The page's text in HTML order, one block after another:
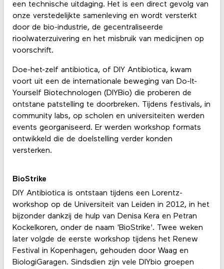
een technische uitdaging. Het is een direct gevolg van
onze verstedelijkte samenleving en wordt versterkt
door de bio-industrie, de gecentraliseerde
rioolwaterzuivering en het misbruik van medicijnen op
voorschrift.
Doe-het-zelf antibiotica, of DIY Antibiotica, kwam
voort uit een de internationale beweging van Do-It-
Yourself Biotechnologen (DIYBio) die proberen de
ontstane patstelling te doorbreken. Tijdens festivals, in
community labs, op scholen en universiteiten werden
events georganiseerd. Er werden workshop formats
ontwikkeld die de doelstelling verder konden
versterken.
BioStrike
DIY Antibiotica is ontstaan tijdens een Lorentz-
workshop op de Universiteit van Leiden in 2012, in het
bijzonder dankzij de hulp van Denisa Kera en Petran
Kockelkoren, onder de naam 'BioStrike'. Twee weken
later volgde de eerste workshop tijdens het Renew
Festival in Kopenhagen, gehouden door Waag en
BiologiGaragen. Sindsdien zijn vele DIYbio groepen